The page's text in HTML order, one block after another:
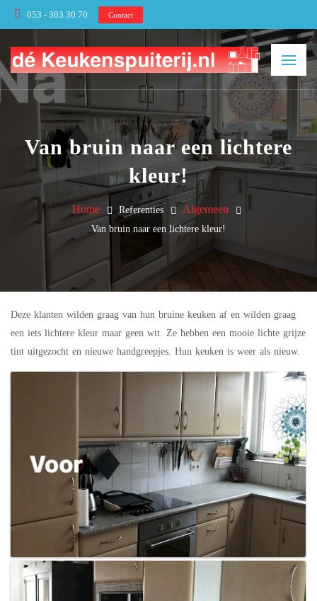
053 - 303 30 70 Contact
Van bruin naar een lichtere
kleur!
Home Referenties Algemeen
Van bruin naar een lichtere kleur!
Deze klanten wilden graag van hun bruine keuken af en wilden graag
een iets lichtere kleur maar geen wit. Ze hebben een mooie lichte grijze
tint uitgezocht en nieuwe handgreepjes. Hun keuken is weer als nieuw.